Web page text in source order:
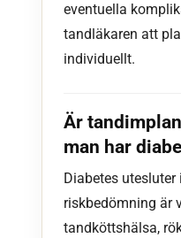
eventuella
tandläkaren att
individuellt.
Är
man har
Diabetes
riskbedömning är
tandköttshälsa,